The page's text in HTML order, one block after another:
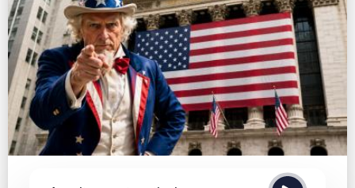
Quotazioni
Conto IG
Guru Monitor
Stagionalità
Altro